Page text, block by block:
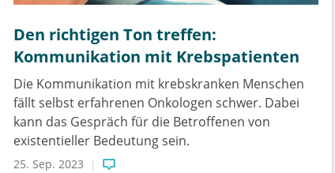
Den richtigen Ton treffen:
Kommunikation mit Krebspatienten
Die Kommunikation mit krebskranken Menschen
fällt selbst erfahrenen Onkologen schwer. Dabei
kann das Gespräch für die Betroffenen von
existentieller Bedeutung sein.
25. Sep. 2023